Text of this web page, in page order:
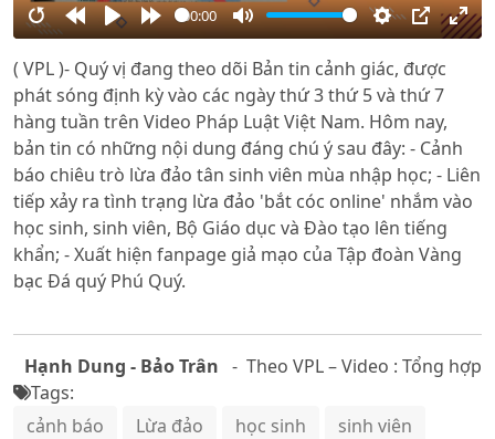
RestartRewind
10s
PlayForward
10s
00:00
Mute Settings
PIP
( VPL )- Quý vị đang theo dõi Bản tin cảnh giác, được
phát sóng định kỳ vào các ngày thứ 3 thứ 5 và thứ 7
hàng tuần trên Video Pháp Luật Việt Nam. Hôm nay,
bản tin có những nội dung đáng chú ý sau đây: - Cảnh
báo chiêu trò lừa đảo tân sinh viên mùa nhập học; - Liên
tiếp xảy ra tình trạng lừa đảo 'bắt cóc online' nhắm vào
học sinh, sinh viên, Bộ Giáo dục và Đào tạo lên tiếng
khẩn; - Xuất hiện fanpage giả mạo của Tập đoàn Vàng
bạc Đá quý Phú Quý.
Hạnh Dung - Bảo Trân - Theo VPL – Video : Tổng hợp
Tags:
cảnh báo
Lừa đảo học sinh
sinh viên